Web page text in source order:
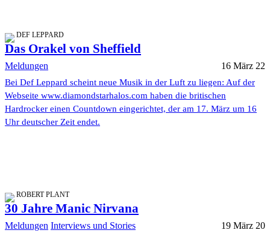
DEF LEPPARD
Das Orakel von Sheffield
Meldungen 16 März 22
Bei Def Leppard scheint neue Musik in der Luft zu liegen: Auf der
Webseite www.diamondstarhalos.com haben die britischen
Hardrocker einen Countdown eingerichtet, der am 17. März um 16
Uhr deutscher Zeit endet.
ROBERT PLANT
30 Jahre Manic Nirvana
Meldungen Interviews und Stories 19 März 20